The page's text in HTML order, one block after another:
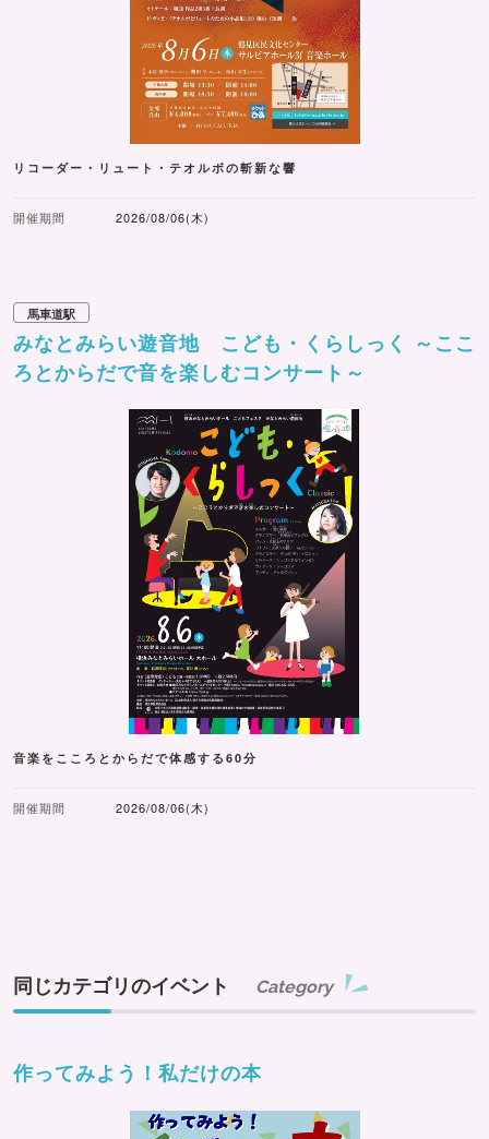
リコーダー・リュート・テオルボの斬新な響
開催期間 2026/08/06(木)
馬車道駅
みなとみらい遊音地 こども・くらしっく ～ここ
ろとからだで音を楽しむコンサート～
音楽をこころとからだで体感する60分
開催期間 2026/08/06(木)
同じカテゴリのイベント Category
作ってみよう！私だけの本